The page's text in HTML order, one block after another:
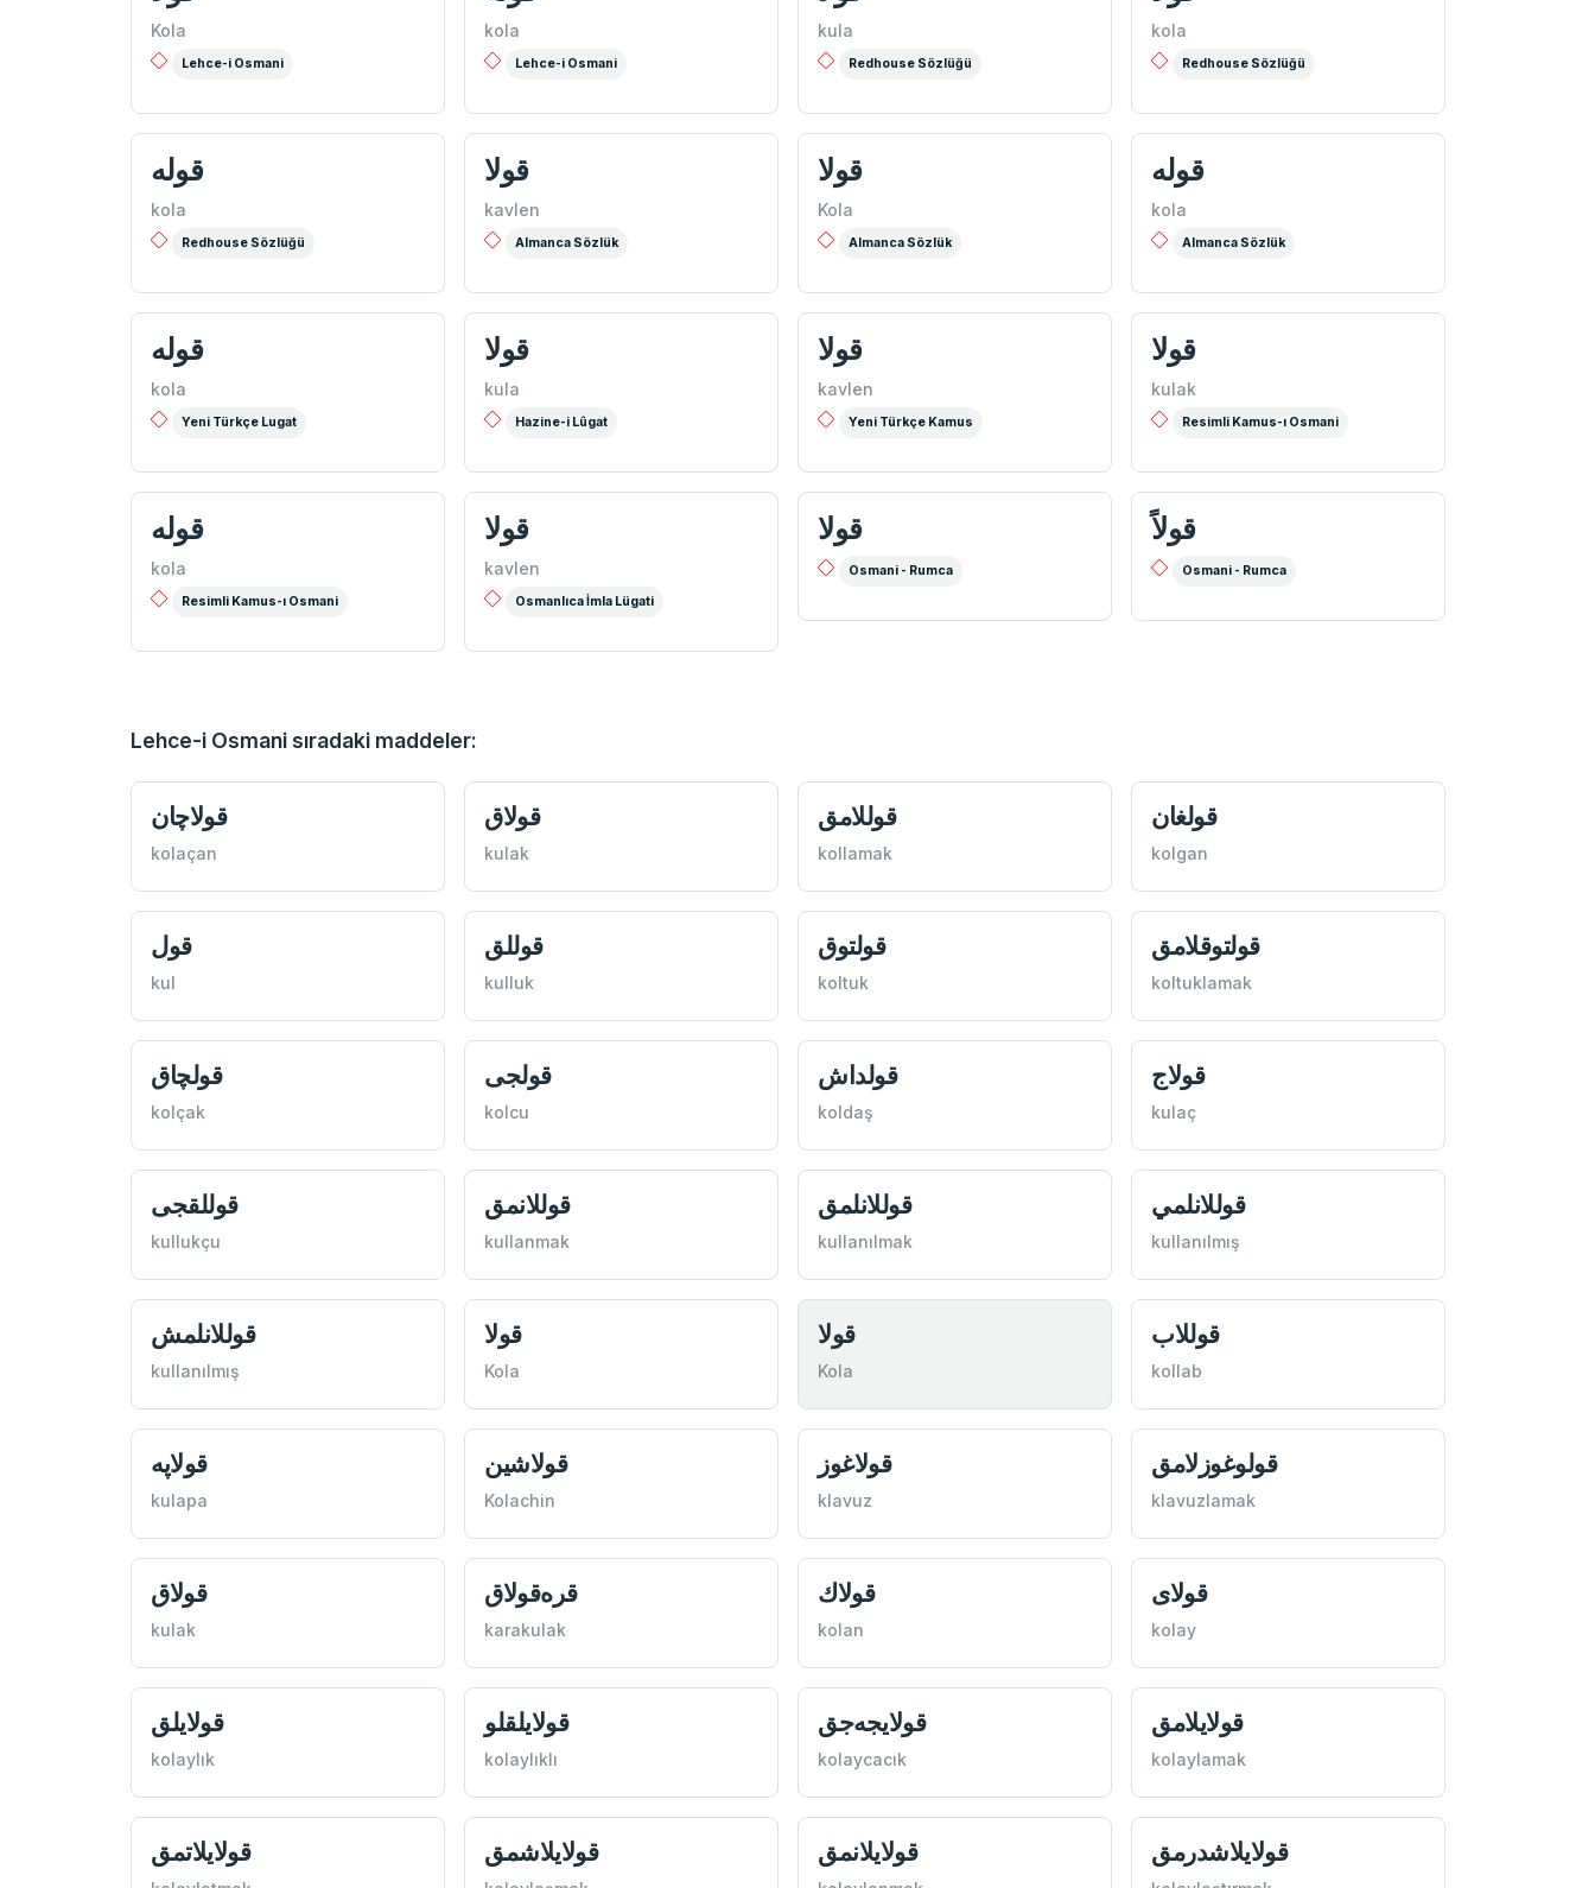
Kola
Lehce-i Osmani
kola
Lehce-i Osmani
kula
Redhouse Sözlüğü
kola
Redhouse Sözlüğü
قوله
kola
Redhouse Sözlüğü
قولا
kavlen
Almanca Sözlük
قولا
Kola
Almanca Sözlük
قوله
kola
Almanca Sözlük
قوله
kola
Yeni Türkçe Lugat
قولا
kula
Hazine-i Lûgat
قولا
kavlen
Yeni Türkçe Kamus
قولا
kulak
Resimli Kamus-ı Osmani
قوله
kola
Resimli Kamus-ı Osmani
قولا
kavlen
Osmanlıca İmla Lügati
قولا
Osmani - Rumca
قولاً
Osmani - Rumca
Lehce-i Osmani sıradaki maddeler:
قولاچان
kolaçan
قولاق
kulak
قوللامق
kollamak
قولغان
kolgan
قول
kul
قوللق
kulluk
قولتوق
koltuk
قولتوقلامق
koltuklamak
قولچاق
kolçak
قولجی
kolcu
قولداش
koldaş
قولاج
kulaç
قوللقجی
kullukçu
قوللانمق
kullanmak
قوللانلمق
kullanılmak
قوللانلمي
kullanılmış
قوللانلمش
kullanılmış
قولا
Kola
قولا
Kola
قوللاب
kollab
قولاپه
kulapa
قولاشين
Kolachin
قولاغوز
klavuz
قولوغوزلامق
klavuzlamak
قولاق
kulak
قره‌قولاق
karakulak
قولاك
kolan
قولای
kolay
قولايلق
kolaylık
قولايلقلو
kolaylıklı
قولايجه‌جق
kolaycacık
قولايلامق
kolaylamak
قولايلاتمق قولايلاشمق قولايلانمق قولايلاشدرمق